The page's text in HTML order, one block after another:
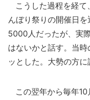
こうした過程を経て
んぼり祭りの開催日
5000人だったが、実
はないかと話す。当
ッとした。大勢の方に
この翌年から毎年10